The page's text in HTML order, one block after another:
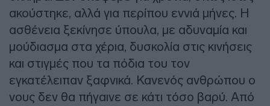
ακούστηκε, αλλά για περίπου εννιά μήνες. Η
ασθένεια ξεκίνησε ύπουλα, με αδυναμία και
μούδιασμα στα χέρια, δυσκολία στις κινήσεις
και στιγμές που τα πόδια του τον
εγκατέλειπαν ξαφνικά. Κανενός ανθρώπου ο
νους δεν θα πήγαινε σε κάτι τόσο βαρύ. Από